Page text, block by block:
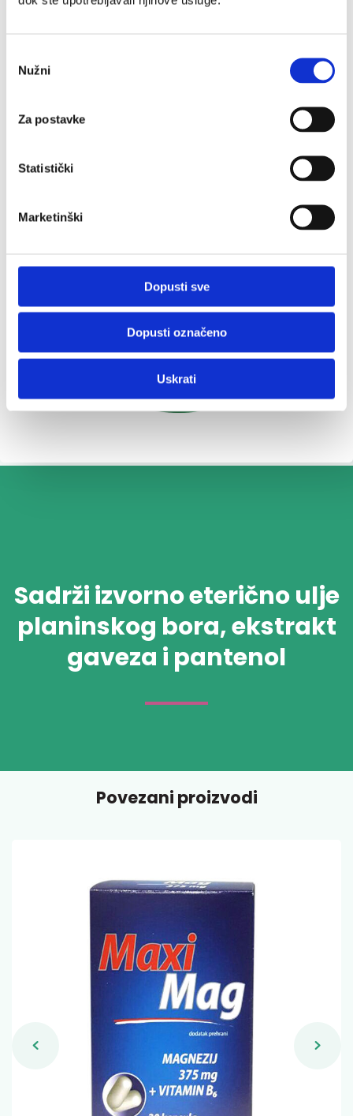
pristanka
Nužni
Za postavke
Statistički
Marketinški
Dopusti sve
Dopusti označeno
Uskrati
kožu. Ne koristiti za dojenčad i malu djecu.
Sadrži izvorno eterično ulje
planinskog bora, ekstrakt
gaveza i pantenol
Povezani proizvodi